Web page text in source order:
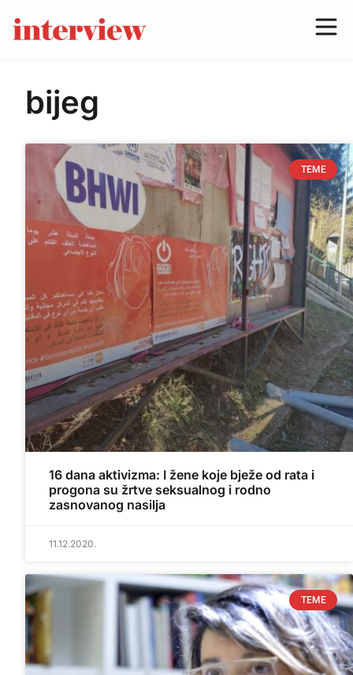
bijeg
TEME
16 dana aktivizma: I žene koje bježe od rata i
progona su žrtve seksualnog i rodno
zasnovanog nasilja
11.12.2020.
TEME